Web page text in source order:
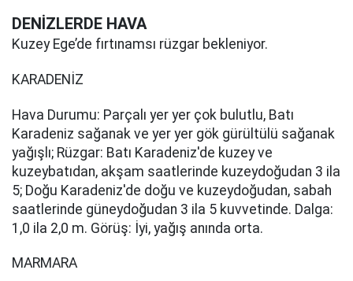
DENİZLERDE HAVA
Kuzey Ege’de fırtınamsı rüzgar bekleniyor.
KARADENİZ
Hava Durumu: Parçalı yer yer çok bulutlu, Batı
Karadeniz sağanak ve yer yer gök gürültülü sağanak
yağışlı; Rüzgar: Batı Karadeniz'de kuzey ve
kuzeybatıdan, akşam saatlerinde kuzeydoğudan 3 ila
5; Doğu Karadeniz'de doğu ve kuzeydoğudan, sabah
saatlerinde güneydoğudan 3 ila 5 kuvvetinde. Dalga:
1,0 ila 2,0 m. Görüş: İyi, yağış anında orta.
MARMARA